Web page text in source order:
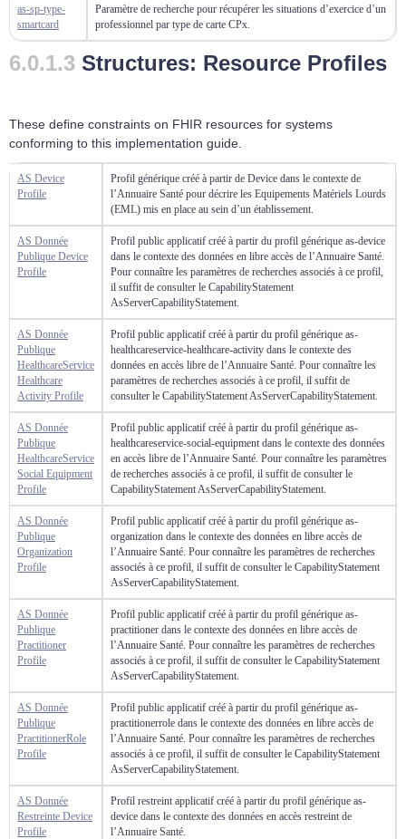
as-sp-type-
smartcard
Paramètre de recherche pour récupérer les situations d’exercice d’un
professionnel par type de carte CPx.
Structures: Resource Profiles
These define constraints on FHIR resources for systems
conforming to this implementation guide.
AS Device
Profile
Profil générique créé à partir de Device dans le contexte de
l’Annuaire Santé pour décrire les Equipements Matériels Lourds
(EML) mis en place au sein d’un établissement.
AS Donnée
Publique Device
Profile
Profil public applicatif créé à partir du profil générique as-device
dans le contexte des données en libre accès de l’Annuaire Santé.
Pour connaître les paramètres de recherches associés à ce profil,
il suffit de consulter le CapabilityStatement
AsServerCapabilityStatement.
AS Donnée
Publique
HealthcareService
Healthcare
Activity Profile
Profil public applicatif créé à partir du profil générique as-
healthcareservice-healthcare-activity dans le contexte des
données en accès libre de l’Annuaire Santé. Pour connaître les
paramètres de recherches associés à ce profil, il suffit de
consulter le CapabilityStatement AsServerCapabilityStatement.
AS Donnée
Publique
HealthcareService
Social Equipment
Profile
Profil public applicatif créé à partir du profil générique as-
healthcareservice-social-equipment dans le contexte des données
en accès libre de l’Annuaire Santé. Pour connaître les paramètres
de recherches associés à ce profil, il suffit de consulter le
CapabilityStatement AsServerCapabilityStatement.
AS Donnée
Publique
Organization
Profile
Profil public applicatif créé à partir du profil générique as-
organization dans le contexte des données en libre accès de
l’Annuaire Santé. Pour connaître les paramètres de recherches
associés à ce profil, il suffit de consulter le CapabilityStatement
AsServerCapabilityStatement.
AS Donnée
Publique
Practitioner
Profile
Profil public applicatif créé à partir du profil générique as-
practitioner dans le contexte des données en libre accès de
l’Annuaire Santé. Pour connaître les paramètres de recherches
associés à ce profil, il suffit de consulter le CapabilityStatement
AsServerCapabilityStatement.
AS Donnée
Publique
PractitionerRole
Profile
Profil public applicatif créé à partir du profil générique as-
practitionerrole dans le contexte des données en libre accès de
l’Annuaire Santé. Pour connaître les paramètres de recherches
associés à ce profil, il suffit de consulter le CapabilityStatement
AsServerCapabilityStatement.
AS Donnée
Restreinte Device
Profile
Profil restreint applicatif créé à partir du profil générique as-
device dans le contexte des données en accès restreint de
l’Annuaire Santé.